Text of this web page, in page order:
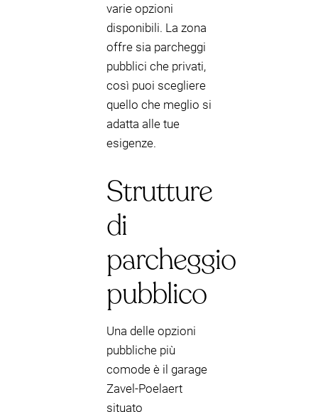
varie opzioni
disponibili. La zona
offre sia parcheggi
pubblici che privati,
così puoi scegliere
quello che meglio si
adatta alle tue
esigenze.
Strutture
di
parcheggio
pubblico
Una delle opzioni
pubbliche più
comode è il garage
Zavel-Poelaert
situato